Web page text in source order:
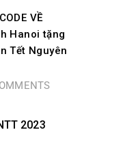
VỀ
Hanoi tặng
Tết Nguyên
2023